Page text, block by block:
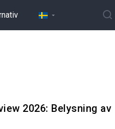
2026: Belysning av